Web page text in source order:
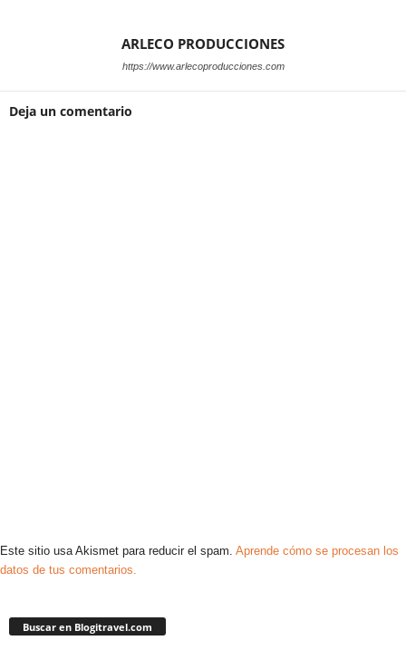
ARLECO PRODUCCIONES
https://www.arlecoproducciones.com
Deja un comentario
Este sitio usa Akismet para reducir el spam. Aprende cómo se procesan los
datos de tus comentarios.
Buscar en Blogitravel.com